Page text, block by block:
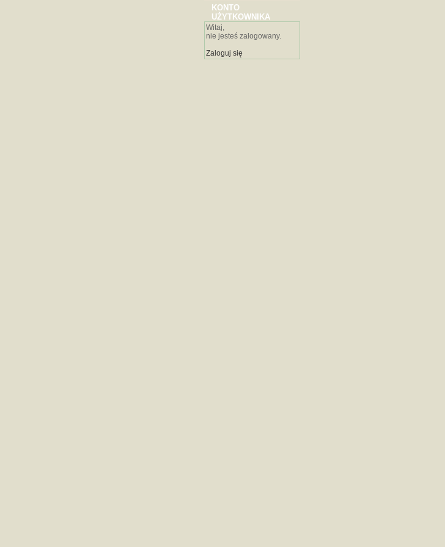
KONTO
UŻYTKOWNIKA
Witaj,
nie jesteś zalogowany.
Zaloguj się